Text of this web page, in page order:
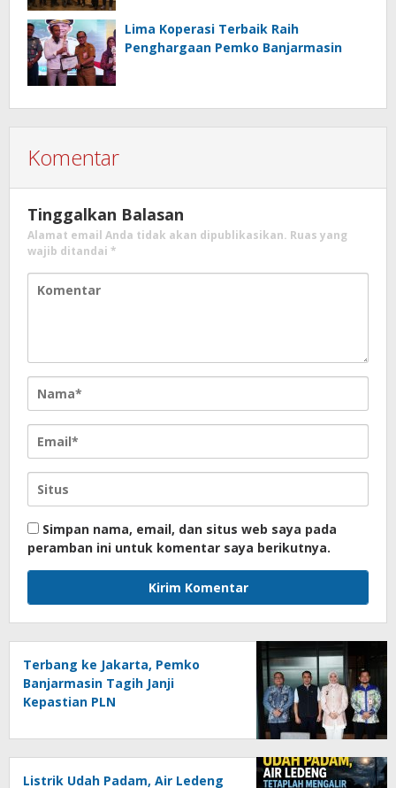
Lima Koperasi Terbaik Raih
Penghargaan Pemko Banjarmasin
Komentar
Tinggalkan Balasan
Alamat email Anda tidak akan dipublikasikan. Ruas yang
wajib ditandai *
Simpan nama, email, dan situs web saya pada
peramban ini untuk komentar saya berikutnya.
Terbang ke Jakarta, Pemko
Banjarmasin Tagih Janji
Kepastian PLN
Listrik Udah Padam, Air Ledeng